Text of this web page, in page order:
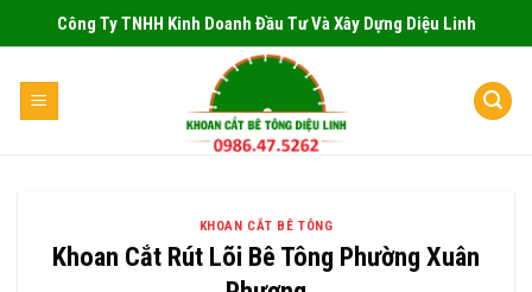
to
Công Ty TNHH Kinh Doanh Đầu Tư Và Xây Dựng Diệu Linh
KHOAN CẮT BÊ TÔNG
Khoan Cắt Rút Lõi Bê Tông Phường Xuân